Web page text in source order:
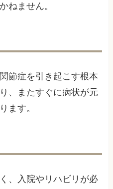
ねません。
節症を引き起こす根本
、またすぐに病状が元
ます。
、入院やリハビリが必